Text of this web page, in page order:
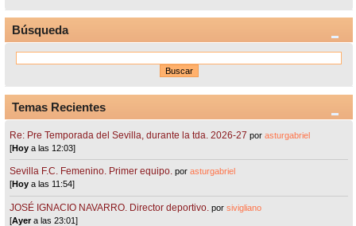
Búsqueda
Temas Recientes
Re: Pre Temporada del Sevilla, durante la tda. 2026-27 porasturgabriel
[Hoy a las 12:03]
Sevilla F.C. Femenino. Primer equipo. porasturgabriel
[Hoy a las 11:54]
JOSÉ IGNACIO NAVARRO. Director deportivo. porsivigliano
[Ayera las 23:01]